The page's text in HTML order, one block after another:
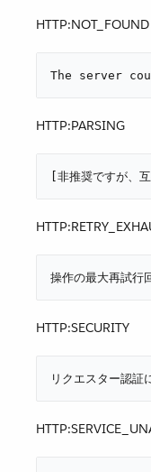
HTTP:NOT_FOUND
The server
HTTP:PARSING
[非推奨ですが、
操作の最大再試行
HTTP:SECURITY
リクエスター認証